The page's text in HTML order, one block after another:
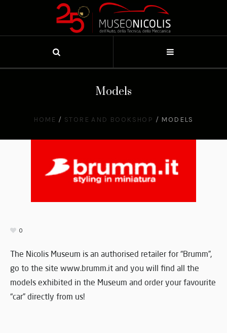
Models
HOME / STORE AND BOOKSHOP / MODELS
0
The Nicolis Museum is an authorised retailer for “Brumm”,
go to the site www.brumm.it and you will find all the
models exhibited in the Museum and order your favourite
“car” directly from us!